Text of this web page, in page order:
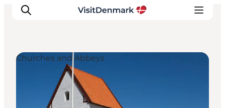
Ispirazioni
Dove andare
Churches and Abbeys